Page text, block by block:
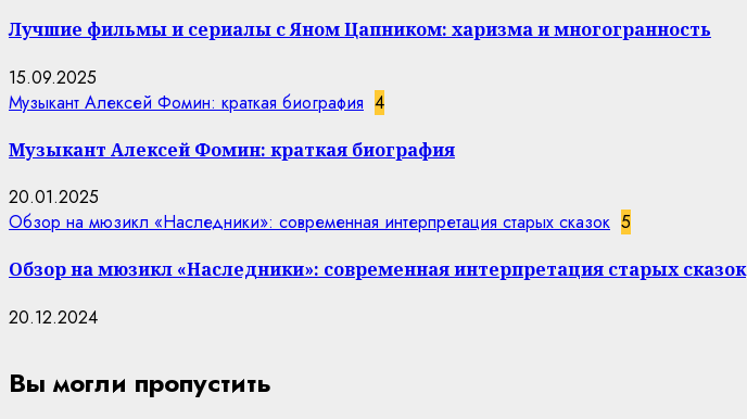
Лучшие фильмы и сериалы с Яном Цапником: харизма и многогранность
15.09.2025
Музыкант Алексей Фомин: краткая биография 4
Музыкант Алексей Фомин: краткая биография
20.01.2025
Обзор на мюзикл «Наследники»: современная интерпретация старых сказок 5
Обзор на мюзикл «Наследники»: современная интерпретация старых сказок
20.12.2024
Вы могли пропустить